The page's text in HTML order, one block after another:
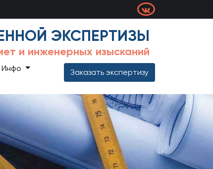
ЭКСПЕРТИЗЫ
и инженерных изысканий
Инфо Заказать экспертизу